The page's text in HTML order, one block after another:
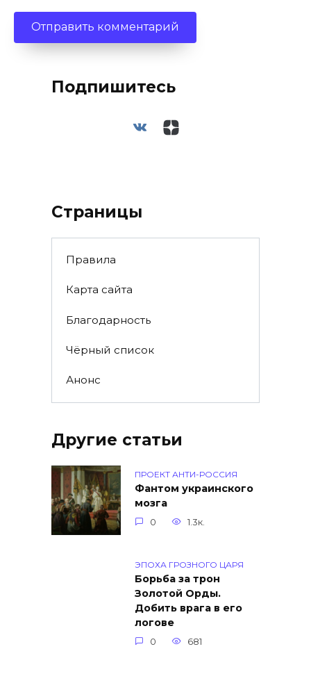
Подпишитесь
Страницы
Правила
Карта сайта
Благодарность
Чёрный список
Анонс
Другие статьи
ПРОЕКТ АНТИ-РОССИЯ
Фантом украинского
мозга
0 1.3к.
ЭПОХА ГРОЗНОГО ЦАРЯ
Борьба за трон
Золотой Орды.
Добить врага в его
логове
0 681